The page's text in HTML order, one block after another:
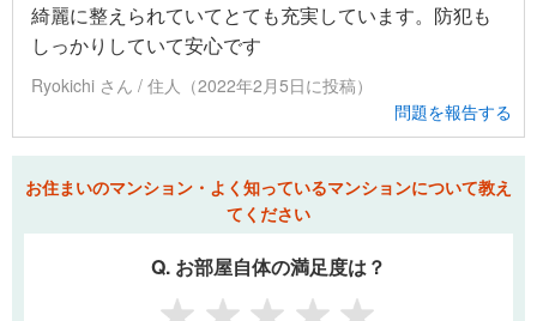
綺麗に整えられていてとても充実しています。防犯も
しっかりしていて安心です
Ryokichi さん / 住人（2022年2月5日に投稿）
問題を報告する
お住まいのマンション・よく知っているマンションについて教え
てください
Q. お部屋自体の満足度は？